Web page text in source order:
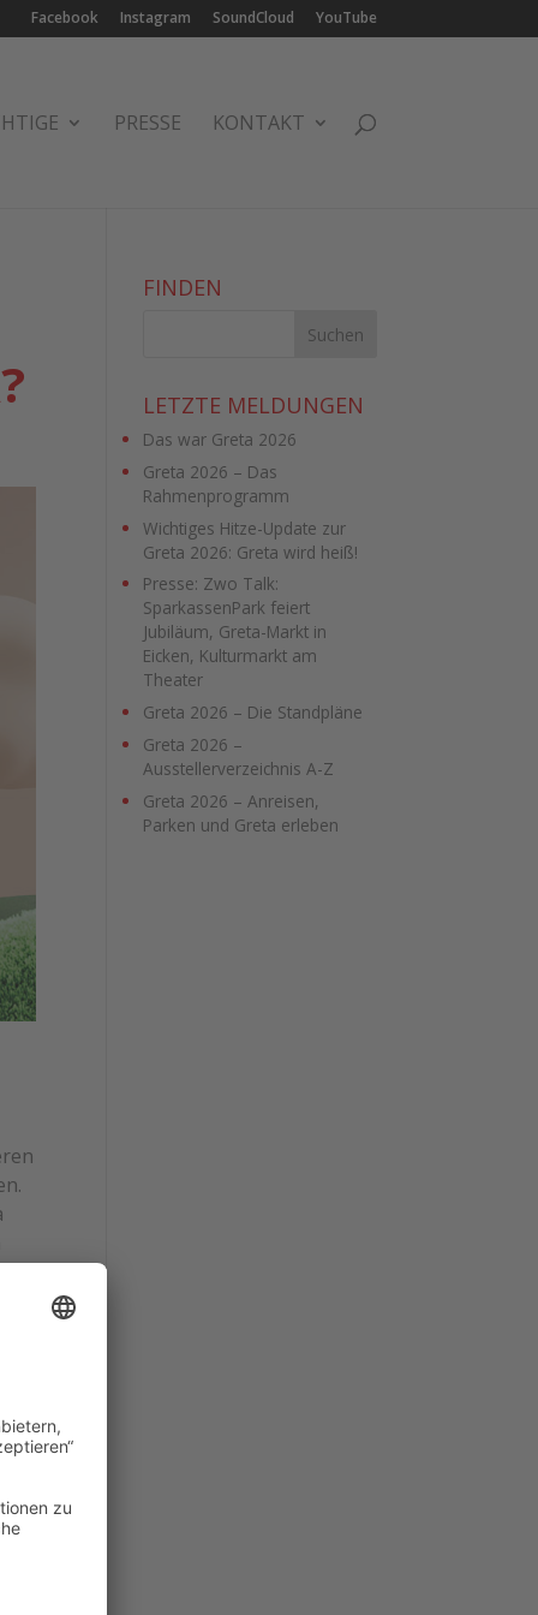
Facebook Instagram SoundCloud YouTube
PRESSE KONTAKT
FINDEN
LETZTE MELDUNGEN
Das war Greta 2026
Greta 2026 – Das
Rahmenprogramm
Wichtiges Hitze-Update zur
Greta 2026: Greta wird heiß!
Presse: Zwo Talk:
SparkassenPark feiert
Jubiläum, Greta-Markt in
Eicken, Kulturmarkt am
Theater
Greta 2026 – Die Standpläne
Greta 2026 –
Ausstellerverzeichnis A-Z
Greta 2026 – Anreisen,
Parken und Greta erleben